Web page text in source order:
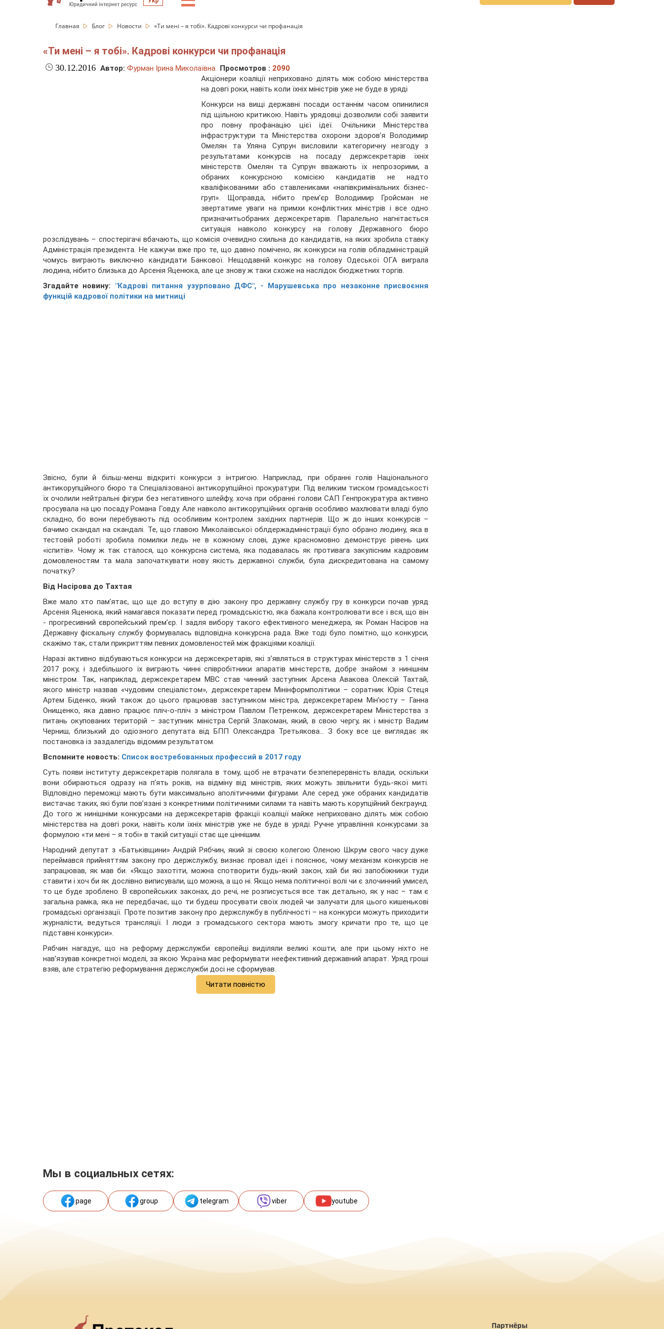
Главная Блог Новости «Ти мені – я тобі». Кадрові конкурси чи профанація
«Ти мені – я тобі». Кадрові конкурси чи профанація
30.12.2016 Автор: Фурман Ірина Миколаївна Просмотров : 2090
Акціонери коаліції неприховано ділять між собою міністерства
на довгі роки, навіть коли їхніх міністрів уже не буде в уряді
Конкурси на вищі державні посади останнім часом опинилися
під щільною критикою. Навіть урядовці дозволили собі заявити
про повну профанацію цієї ідеї. Очільники Міністерства
інфраструктури та Міністерства охорони здоров’я Володимир
Омелян та Уляна Супрун висловили категоричну незгоду з
результатами конкурсів на посаду держсекретарів їхніх
міністерств. Омелян та Супрун вважають їх непрозорими, а
обраних конкурсною комісією кандидатів не надто
кваліфікованими або ставлениками «напівкримінальних бізнес-
груп». Щоправда, нібито прем’єр Володимир Гройсман не
звертатиме уваги на примхи конфліктних міністрів і все одно
призначитьобраних держсекретарів. Паралельно нагнітається
ситуація навколо конкурсу на голову Державного бюро
розслідувань – спостерігачі вбачають, що комісія очевидно схильна до кандидатів, на яких зробила ставку
Адміністрація президента. Не кажучи вже про те, що давно помічено, як конкурси на голів обладміністрацій
чомусь виграють виключно кандидати Банкової. Нещодавній конкурс на голову Одеської ОГА виграла
людина, нібито близька до Арсенія Яценюка, але це знову ж таки схоже на наслідок бюджетних торгів.
Згадайте новину: "Кадрові питання узурповано ДФС", - Марушевська про незаконне присвоєння
функцій кадрової політики на митниці
Звісно, були й більш-менш відкриті конкурси з інтригою. Наприклад, при обранні голів Національного
антикорупційного бюро та Спеціалізованої антикорупційної прокуратури. Під великим тиском громадськості
їх очолили нейтральні фігури без негативного шлейфу, хоча при обранні голови САП Генпрокуратура активно
просувала на цю посаду Романа Говду. Але навколо антикорупційних органів особливо махлювати владі було
складно, бо вони перебувають під особливим контролем західних партнерів. Що ж до інших конкурсів –
бачимо скандал на скандалі. Те, що главою Миколаївської облдержадміністрації було обрано людину, яка в
тестовій роботі зробила помилки ледь не в кожному слові, дуже красномовно демонструє рівень цих
«іспитів». Чому ж так сталося, що конкурсна система, яка подавалась як противага закулісним кадровим
домовленостям та мала започаткувати нову якість державної служби, була дискредитована на самому
початку?
Від Насірова до Тахтая
Вже мало хто пам’ятає, що ще до вступу в дію закону про державну службу гру в конкурси почав уряд
Арсенія Яценюка, який намагався показати перед громадськістю, яка бажала контролювати все і вся, що він
- прогресивний європейський прем’єр. І задля вибору такого ефективного менеджера, як Роман Насіров на
Державну фіскальну службу формувалась відповідна конкурсна рада. Вже тоді було помітно, що конкурси,
скажімо так, стали прикриттям певних домовленостей між фракціями коаліції.
Наразі активно відбуваються конкурси на держсекретарів, які з’являться в структурах міністерств з 1 січня
2017 року, і здебільшого їх виграють чинні співробітники апаратів міністерств, добре знайомі з нинішнім
міністром. Так, наприклад, держсекретарем МВС став чинний заступник Арсена Авакова Олексій Тахтай,
якого міністр назвав «чудовим спеціалістом», держсекретарем Мінінформполітики – соратник Юрія Стеця
Артем Біденко, який також до цього працював заступником міністра, держсекретарем Мін’юсту – Ганна
Онищенко, яка давно працює пліч-о-пліч з міністром Павлом Петренком, держсекретарем Міністерства з
питань окупованих територій – заступник міністра Сергій Злакоман, який, в свою чергу, як і міністр Вадим
Черниш, близький до одіозного депутата від БПП Олександра Третьякова… З боку все це виглядає як
постановка із заздалегідь відомим результатом.
Вспомните новость: Список востребованных профессий в 2017 году
Суть появи інституту держсекретарів полягала в тому, щоб не втрачати безпеперервність влади, оскільки
вони обираються одразу на п’ять років, на відміну від міністрів, яких можуть звільнити будь-якої миті.
Відповідно переможці мають бути максимально аполітичними фігурами. Але серед уже обраних кандидатів
вистачає таких, які були пов’язані з конкретними політичними силами та навіть мають корупційний бекграунд.
До того ж нинішніми конкурсами на держсекретарів фракції коаліції майже неприховано ділять між собою
міністерства на довгі роки, навіть коли їхніх міністрів уже не буде в уряді. Ручне управління конкурсами за
формулою «ти мені – я тобі» в такій ситуації стає ще ціннішим.
Народний депутат з «Батьківщини» Андрій Рябчин, який зі своєю колегою Оленою Шкрум свого часу дуже
переймався прийняттям закону про держслужбу, визнає провал ідеї і пояснює, чому механізм конкурсів не
запрацював, як мав би. «Якщо захотіти, можна спотворити будь-який закон, хай би які запобіжники туди
ставити і хоч би як дослівно виписували, що можна, а що ні. Якщо нема політичної волі чи є злочинний умисел,
то це буде зроблено. В європейських законах, до речі, не розписується все так детально, як у нас – там є
загальна рамка, яка не передбачає, що ти будеш просувати своїх людей чи залучати для цього кишенькові
громадські організації. Проте позитив закону про держслужбу в публічності – на конкурси можуть приходити
журналісти, ведуться трансляції. І люди з громадського сектора мають змогу кричати про те, що це
підставні конкурси».
Рябчин нагадує, що на реформу держслужби європейці виділяли великі кошти, але при цьому ніхто не
нав’язував конкретної моделі, за якою Україна має реформувати неефективний державний апарат. Уряд гроші
взяв, але стратегію реформування держслужби досі не сформував.
Читати повністю
Мы в социальных сетях:
page group telegram viber youtube
Партнёры